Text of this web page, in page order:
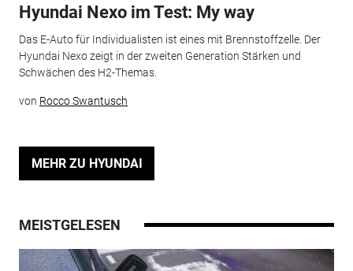
Hyundai Nexo im Test: My way
Das E-Auto für Individualisten ist eines mit Brennstoffzelle. Der
Hyundai Nexo zeigt in der zweiten Generation Stärken und
Schwächen des H2-Themas.
von Rocco Swantusch
MEHR ZU HYUNDAI
MEISTGELESEN